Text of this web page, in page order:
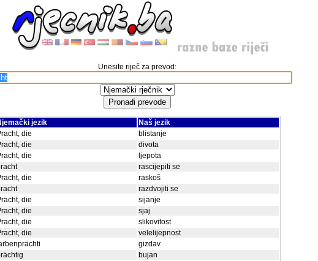
Unesite riječ za prevod:
jezik
Naš jezik
die
blistanje
die
divota
die
ljepota
rascijepiti se
die
raskoš
razdvojiti se
die
sijanje
die
sjaj
die
slikovitost
die
velelijepnost
gizdav
bujan